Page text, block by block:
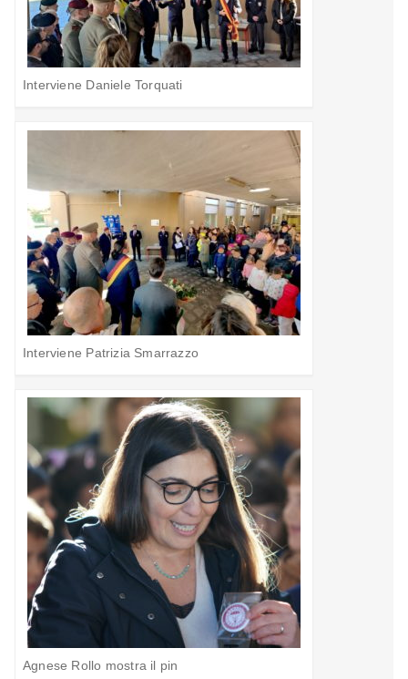
Interviene Daniele Torquati
Interviene Patrizia Smarrazzo
Agnese Rollo mostra il pin